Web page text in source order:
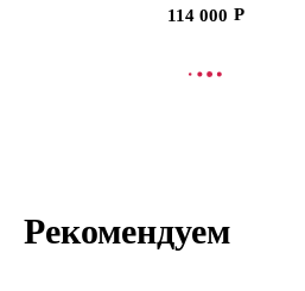
качества)
114 000
СООБЩИТЬ О
Рекомендуем